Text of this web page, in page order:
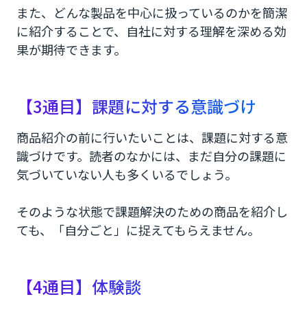
また、どんな製品を中心に扱っているのかを簡潔
に紹介することで、自社に対する理解を深める効
果が期待できます。
【3通目】課題に対する意識づけ
商品紹介の前に行いたいことは、課題に対する意
識づけです。読者のなかには、まだ自分の課題に
気づいていない人も多くいるでしょう。
そのような状態で課題解決のための商品を紹介し
ても、「自分ごと」に捉えてもらえません。
【4通目】体験談